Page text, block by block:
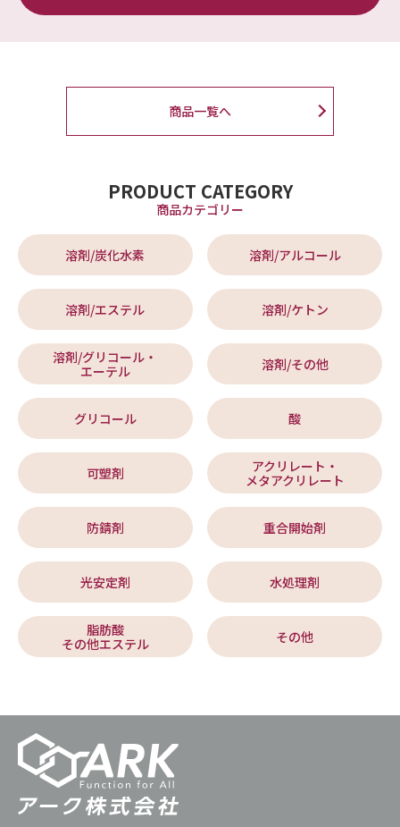
商品一覧へ
PRODUCT CATEGORY
商品カテゴリー
溶剤/炭化水素 溶剤/アルコール
溶剤/エステル 溶剤/ケトン
溶剤/グリコール・
エーテル
溶剤/その他
グリコール 酸
可塑剤
アクリレート・
メタアクリレート
防錆剤 重合開始剤
光安定剤 水処理剤
脂肪酸
その他エステル
その他